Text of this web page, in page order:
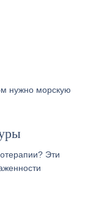
нужно морскую
Эти